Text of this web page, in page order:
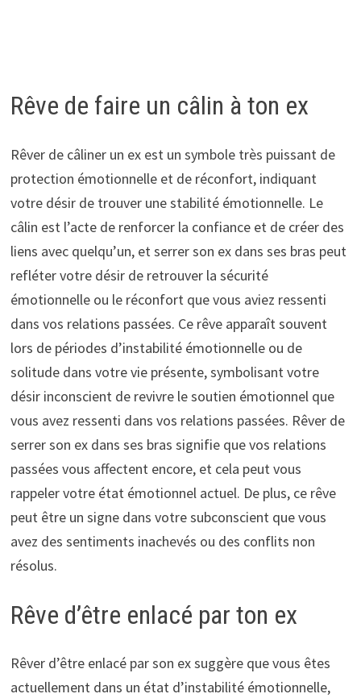
Rêve de faire un câlin à ton ex
Rêver de câliner un ex est un symbole très puissant de
protection émotionnelle et de réconfort, indiquant
votre désir de trouver une stabilité émotionnelle. Le
câlin est l’acte de renforcer la confiance et de créer des
liens avec quelqu’un, et serrer son ex dans ses bras peut
refléter votre désir de retrouver la sécurité
émotionnelle ou le réconfort que vous aviez ressenti
dans vos relations passées. Ce rêve apparaît souvent
lors de périodes d’instabilité émotionnelle ou de
solitude dans votre vie présente, symbolisant votre
désir inconscient de revivre le soutien émotionnel que
vous avez ressenti dans vos relations passées. Rêver de
serrer son ex dans ses bras signifie que vos relations
passées vous affectent encore, et cela peut vous
rappeler votre état émotionnel actuel. De plus, ce rêve
peut être un signe dans votre subconscient que vous
avez des sentiments inachevés ou des conflits non
résolus.
Rêve d’être enlacé par ton ex
Rêver d’être enlacé par son ex suggère que vous êtes
actuellement dans un état d’instabilité émotionnelle,